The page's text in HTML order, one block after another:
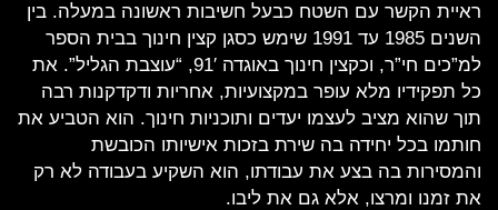
ראיית הקשר עם השטח כבעל חשיבות ראשונה במעלה. בין
השנים 1985 עד 1991 שימש כסגן קצין חינוך בבית הספר
למ”כים חי”ר, וכקצין חינוך באוגדה 91′, “עוצבת הגליל”. את
כל תפקידיו מלא עופר במקצועיות, אחריות ודקדקנות רבה
תוך שהוא מציב לעצמו יעדים ותוכניות חינוך. הוא הטביע את
חותמו בכל יחידה בה שירת בזכות אישיותו הכובשת
והמסירות בה בצע את עבודתו, הוא השקיע בעבודה לא רק
את זמנו ומרצו, אלא גם את ליבו.